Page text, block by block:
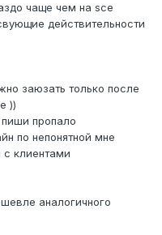
чаще чем на sce
действительности
заюзать только после
))
пропало
по непонятной мне
с клиентами
аналогичного